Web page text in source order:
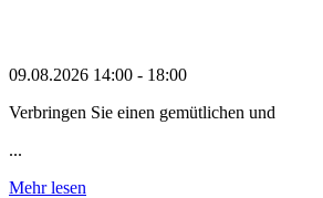
09.08.2026 14:00 - 18:00
Verbringen Sie einen gemütlichen und
...
Mehr lesen